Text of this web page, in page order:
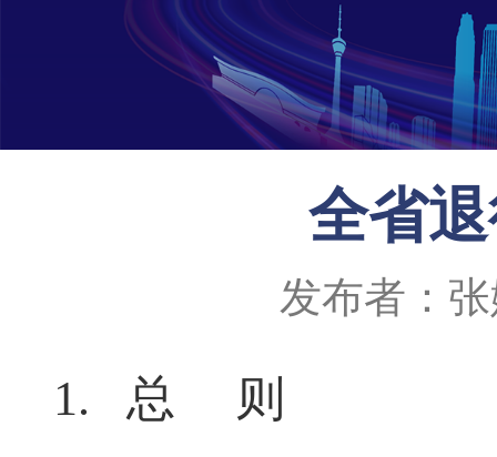
全省
发布者：
1. 总 则